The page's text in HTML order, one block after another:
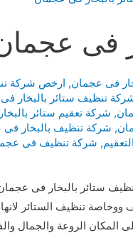
فى
فى عجمان, ارخص شركة
تنظيف ستائر بالبخار
, شركة تعقيم ستائر
, شركة تنظيف بالبخار
, شركة تنظيف فى
ستائر بالبخار فى
ووخاصة تنظيف الستائر
الروعة والجمال